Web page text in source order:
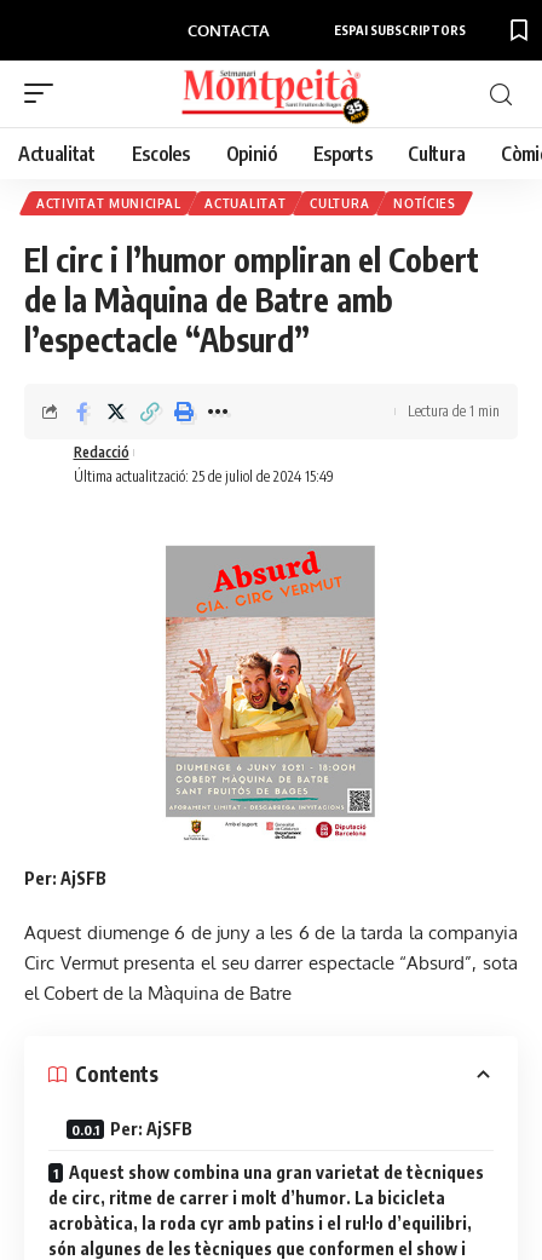
CONTACTA ESPAI SUBSCRIPTORS
Actualitat Escoles Opinió Esports Cultura
ACTIVITAT MUNICIPAL ACTUALITAT CULTURA NOTÍCIES
El circ i l’humor ompliran el Cobert
de la Màquina de Batre amb
l’espectacle “Absurd”
Última actualització: 25 de juliol de 2024 15:49
Redacció
Lectura de 1 min
Per: AjSFB
Aquest diumenge 6 de juny a les 6 de la tarda la companyia
Circ Vermut presenta el seu darrer espectacle “Absurd”, sota
el Cobert de la Màquina de Batre
Contents
Per: AjSFB
Aquest show combina una gran varietat de tècniques
de circ, ritme de carrer i molt d’humor. La bicicleta
acrobàtica, la roda cyr amb patins i el rul·lo d’equilibri,
són algunes de les tècniques que conformen el show i